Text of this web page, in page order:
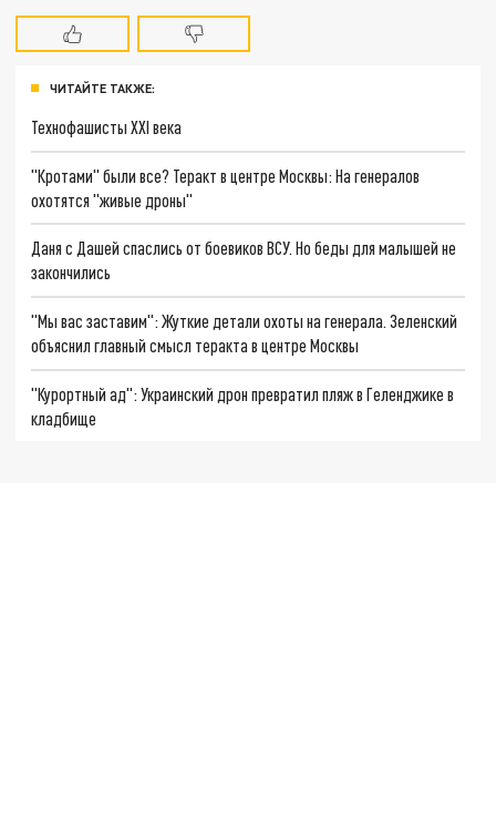
ЧИТАЙТЕ ТАКЖЕ:
Технофашисты XXI века
"Кротами" были все? Теракт в центре Москвы: На генералов
охотятся "живые дроны"
Даня с Дашей спаслись от боевиков ВСУ. Но беды для малышей не
закончились
"Мы вас заставим": Жуткие детали охоты на генерала. Зеленский
объяснил главный смысл теракта в центре Москвы
"Курортный ад": Украинский дрон превратил пляж в Геленджике в
кладбище